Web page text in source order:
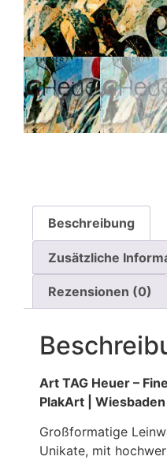
Beschreibung
Zusätzliche
Rezensionen (0)
Art TAG Heuer –
PlakArt | Wiesbaden
Großformatige
Unikate, mit